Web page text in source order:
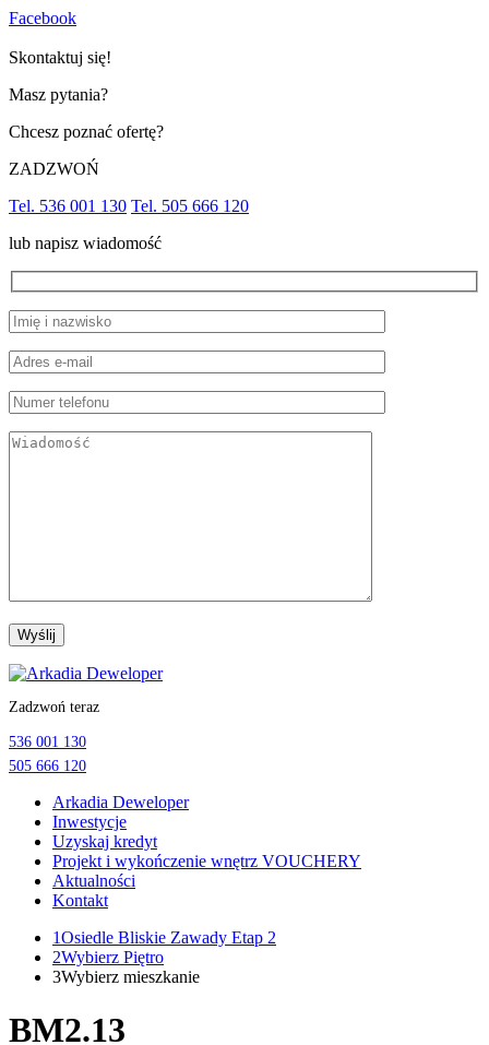
Facebook
Skontaktuj się!
Masz pytania?
Chcesz poznać ofertę?
ZADZWOŃ
Tel. 536 001 130 Tel. 505 666 120
lub napisz wiadomość
Przejdź
treści
Zadzwoń teraz
536 001 130
505 666 120
Arkadia Deweloper
Inwestycje
Uzyskaj kredyt
Projekt i wykończenie wnętrz VOUCHERY
Aktualności
Kontakt
1Osiedle Bliskie Zawady Etap 2
2Wybierz Piętro
3Wybierz mieszkanie
BM2.13